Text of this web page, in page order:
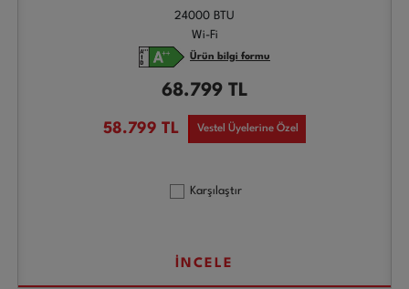
24000 BTU
Wi-Fi
Ürün bilgi formu
68.799 TL
58.799 TL Vestel Üyelerine Özel
Karşılaştır
İNCELE